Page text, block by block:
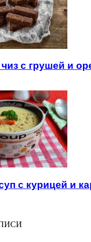
с грушей и
с курицей и